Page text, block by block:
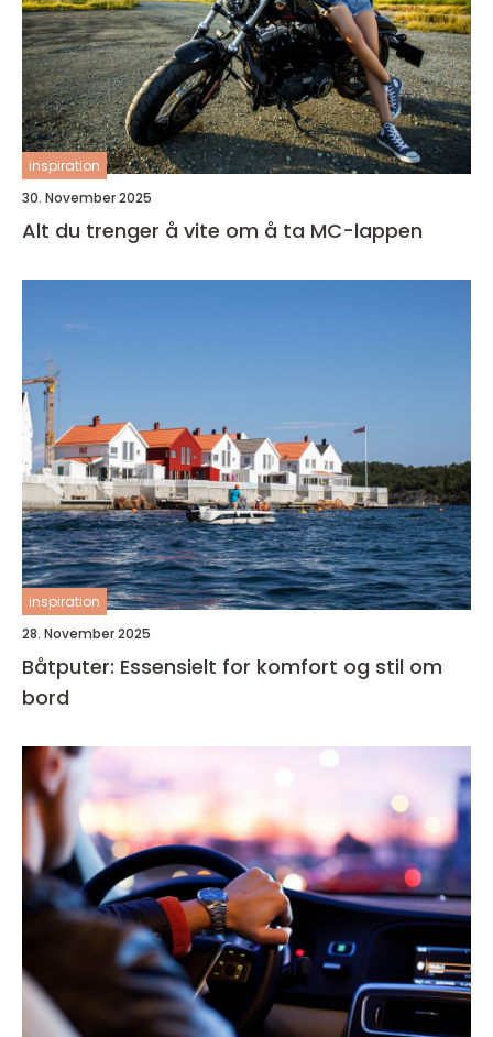
inspiration
30. November 2025
Alt du trenger å vite om å ta MC-lappen
inspiration
28. November 2025
Båtputer: Essensielt for komfort og stil om
bord